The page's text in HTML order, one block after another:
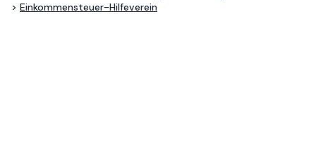
> Einkommensteuer-Hilfeverein